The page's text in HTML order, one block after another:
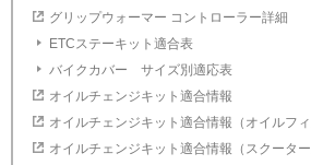
グリップウォーマー コントローラー詳細
ETCステーキット適合表
バイクカバー サイズ別適応表
オイルチェンジキット適合情報
オイルチェンジキット適合情報（オイルフィ
オイルチェンジキット適合情報（スクーター